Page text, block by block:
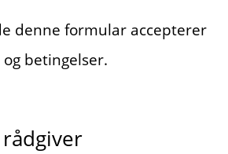
denne formular accepterer
betingelser.